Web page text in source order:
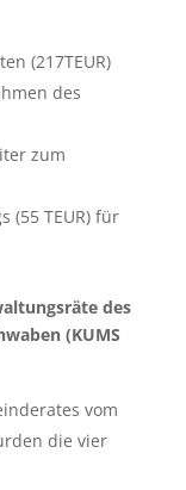
(217TEUR)
des
zum
(55 TEUR) für
des
(KUMS
vom
die vier